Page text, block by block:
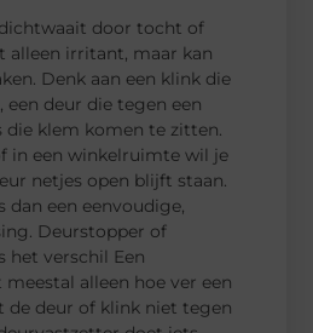
door tocht of
alleen irritant, maar kan
Denk aan een klink die
deur die tegen een
klem komen te zitten.
in een winkelruimte wil je
netjes open blijft staan.
dan een eenvoudige,
Deurstopper of
het verschil Een
alleen hoe ver een
de deur of klink niet tegen